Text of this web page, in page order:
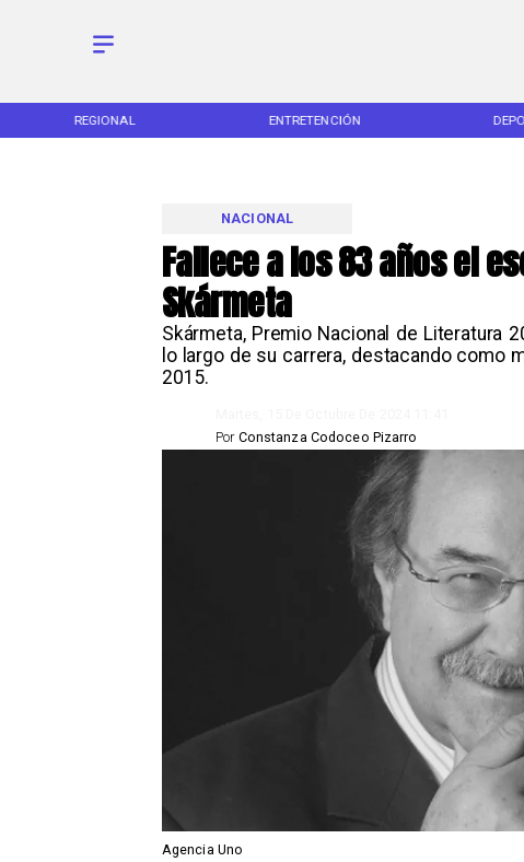
REGIONAL ENTRETENCIÓN
Fallece a los 83 años el
Skármeta
Skármeta, Premio Nacional de Literatura
lo largo de su carrera, destacando como
2015.
NACIONAL
Constanza Codoceo Pizarro
Por
Agencia Uno